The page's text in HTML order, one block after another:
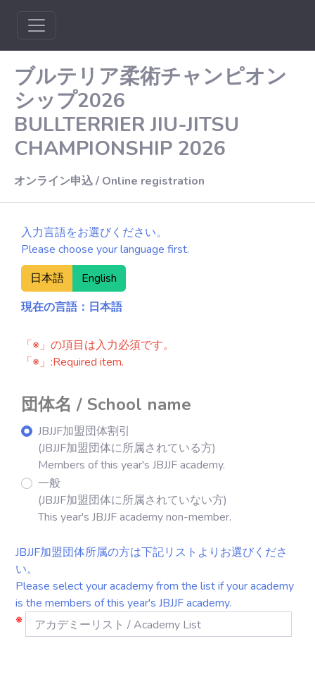
Toggle navigation
ブルテリア柔術チャンピオン
シップ2026
BULLTERRIER JIU-JITSU
CHAMPIONSHIP 2026
オンライン申込 / Online registration
入力言語をお選びください。
Please choose your language first.
日本語
English
現在の言語：日本語
「※」の項目は入力必須です。
「※」:Required item.
団体名 / School name
JBJJF加盟団体割引
(JBJJF加盟団体に所属されている方)
Members of this year's JBJJF academy.
一般
(JBJJF加盟団体に所属されていない方)
This year's JBJJF academy non-member.
JBJJF加盟団体所属の方は下記リストよりお選びくださ
い。
Please select your academy from the list if your academy
is the members of this year's JBJJF academy.
※